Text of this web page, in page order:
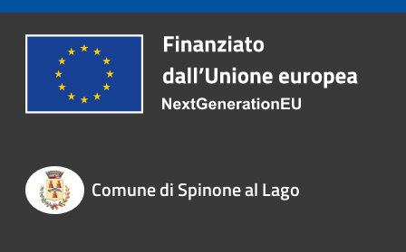
Comune di Spinone al Lago